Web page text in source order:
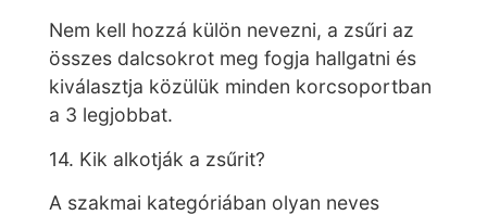
Nem kell hozzá külön nevezni, a zsűri az
összes dalcsokrot meg fogja hallgatni és
kiválasztja közülük minden korcsoportban
a 3 legjobbat.
14. Kik alkotják a zsűrit?
A szakmai kategóriában olyan neves